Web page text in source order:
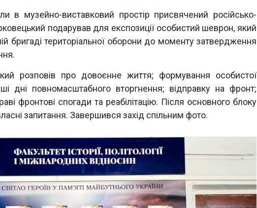
музейно-виставковий простір присвячений російсько-
подарував для експозиції особистий шеврон, який
бригаді територіальної оборони до моменту затвердження
розповів про довоєнне життя; формування особистої
дні повномасштабного вторгнення; відправку на фронт;
фронтові спогади та реабілітацію. Після основного блоку
запитання. Завершився захід спільним фото.